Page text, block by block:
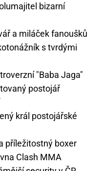
bizarní
a miláček fanoušků
s tvrdými
"Baba Jaga"
postojář
král postojářské
příležitostný boxer
Clash MMA